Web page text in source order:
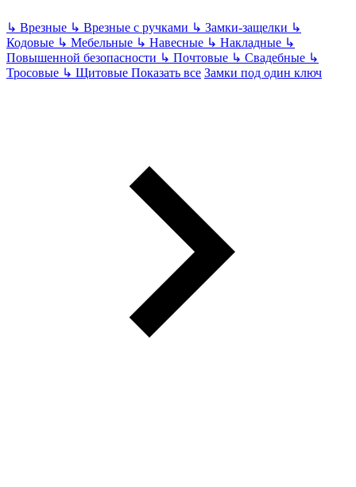
↳ Врезные ↳ Врезные с ручками ↳ Замки-защелки ↳
Кодовые ↳ Мебельные ↳ Навесные ↳ Накладные ↳
Повышенной безопасности ↳ Почтовые ↳ Свадебные ↳
Тросовые ↳ Щитовые Показать все Замки под один ключ